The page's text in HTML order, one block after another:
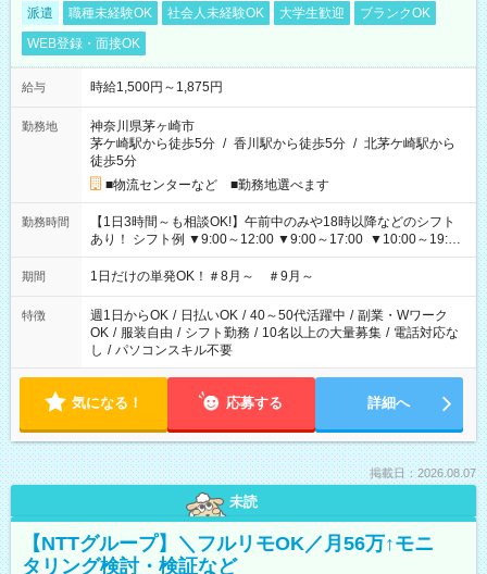
派遣 職種未経験OK 社会人未経験OK 大学生歓迎
ブランクOK
WEB登録・面接OK
給与 時給1,500円～1,875円
勤務地
神奈川県茅ヶ崎市
茅ケ崎駅から徒歩5分 / 香川駅から徒歩5分 / 北茅ケ崎駅から
徒歩5分
■物流センターなど ■勤務地選べます
勤務時間
【1日3時間～も相談OK!】午前中のみや18時以降などのシフト
あり！ シフト例 ▼9:00～12:00 ▼9:00～17:00 ▼10:00～19:00
▼18:00～21:00
期間 1日だけの単発OK！＃8月～ ＃9月～
特徴 週1日からOK / 日払いOK / 40～50代活躍中 / 副業・Wワーク
OK / 服装自由 / シフト勤務 / 10名以上の大量募集 / 電話対応な
し / パソコンスキル不要
気になる！ 応募する 詳細へ
掲載日：2026.08.07
未読
【NTTグループ】＼フルリモOK／月56万↑モニ
タリング検討・検証など